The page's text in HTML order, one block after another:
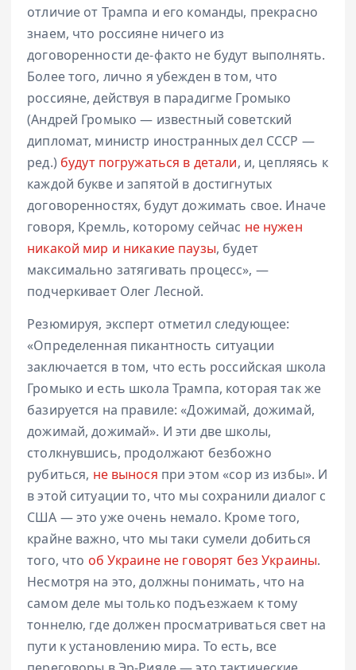
отличие от Трампа и его команды, прекрасно
знаем, что россияне ничего из
договоренности де-факто не будут выполнять.
Более того, лично я убежден в том, что
россияне, действуя в парадигме Громыко
(Андрей Громыко — известный советский
дипломат, министр иностранных дел СССР —
ред.) будут погружаться в детали, и, цепляясь к
каждой букве и запятой в достигнутых
договоренностях, будут дожимать свое. Иначе
говоря, Кремль, которому сейчас не нужен
никакой мир и никакие паузы, будет
максимально затягивать процесс», —
подчеркивает Олег Лесной.
Резюмируя, эксперт отметил следующее:
«Определенная пикантность ситуации
заключается в том, что есть российская школа
Громыко и есть школа Трампа, которая так же
базируется на правиле: «Дожимай, дожимай,
дожимай, дожимай». И эти две школы,
столкнувшись, продолжают безбожно
рубиться, не вынося при этом «сор из избы». И
в этой ситуации то, что мы сохранили диалог с
США — это уже очень немало. Кроме того,
крайне важно, что мы таки сумели добиться
того, что об Украине не говорят без Украины.
Несмотря на это, должны понимать, что на
самом деле мы только подъезжаем к тому
тоннелю, где должен просматриваться свет на
пути к установлению мира. То есть, все